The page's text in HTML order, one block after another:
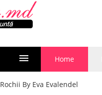
Home
Rochii By Eva Evalendel